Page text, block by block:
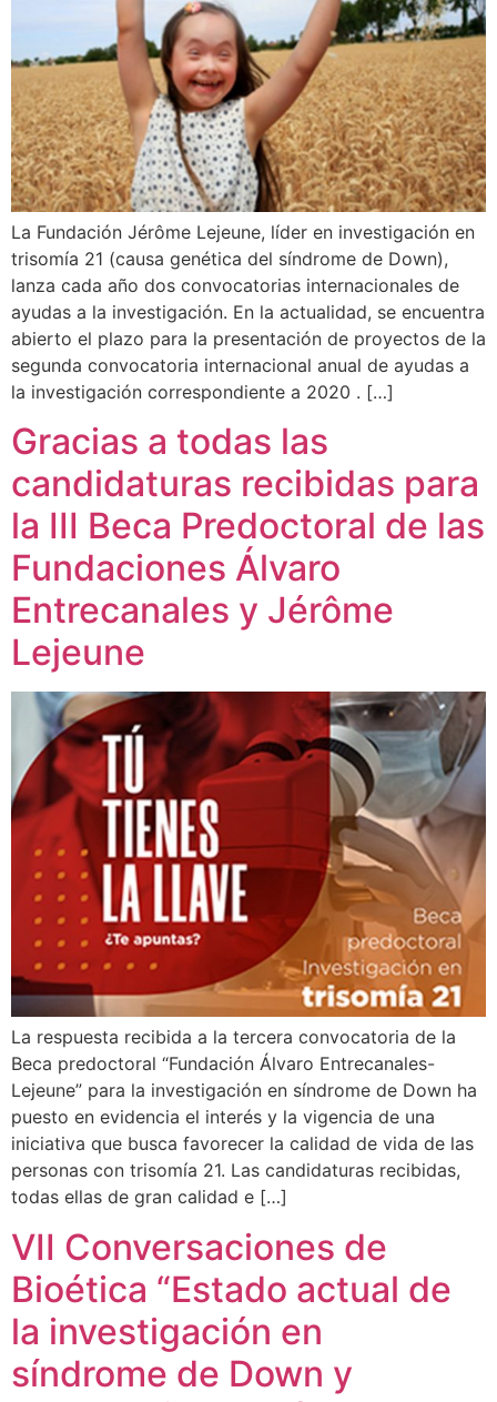
La Fundación Jérôme Lejeune, líder en investigación en
trisomía 21 (causa genética del síndrome de Down),
lanza cada año dos convocatorias internacionales de
ayudas a la investigación. En la actualidad, se encuentra
abierto el plazo para la presentación de proyectos de la
segunda convocatoria internacional anual de ayudas a
la investigación correspondiente a 2020 . […]
Gracias a todas las
candidaturas recibidas para
la III Beca Predoctoral de las
Fundaciones Álvaro
Entrecanales y Jérôme
Lejeune
La respuesta recibida a la tercera convocatoria de la
Beca predoctoral “Fundación Álvaro Entrecanales-
Lejeune” para la investigación en síndrome de Down ha
puesto en evidencia el interés y la vigencia de una
iniciativa que busca favorecer la calidad de vida de las
personas con trisomía 21. Las candidaturas recibidas,
todas ellas de gran calidad e […]
VII Conversaciones de
Bioética “Estado actual de
la investigación en
síndrome de Down y